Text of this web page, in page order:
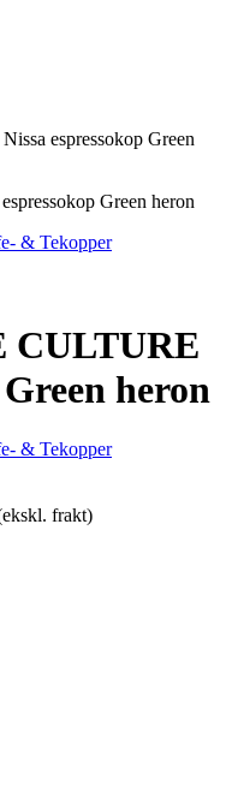
espressokop Green
Green heron
& Tekopper
CULTURE
heron
& Tekopper
frakt)